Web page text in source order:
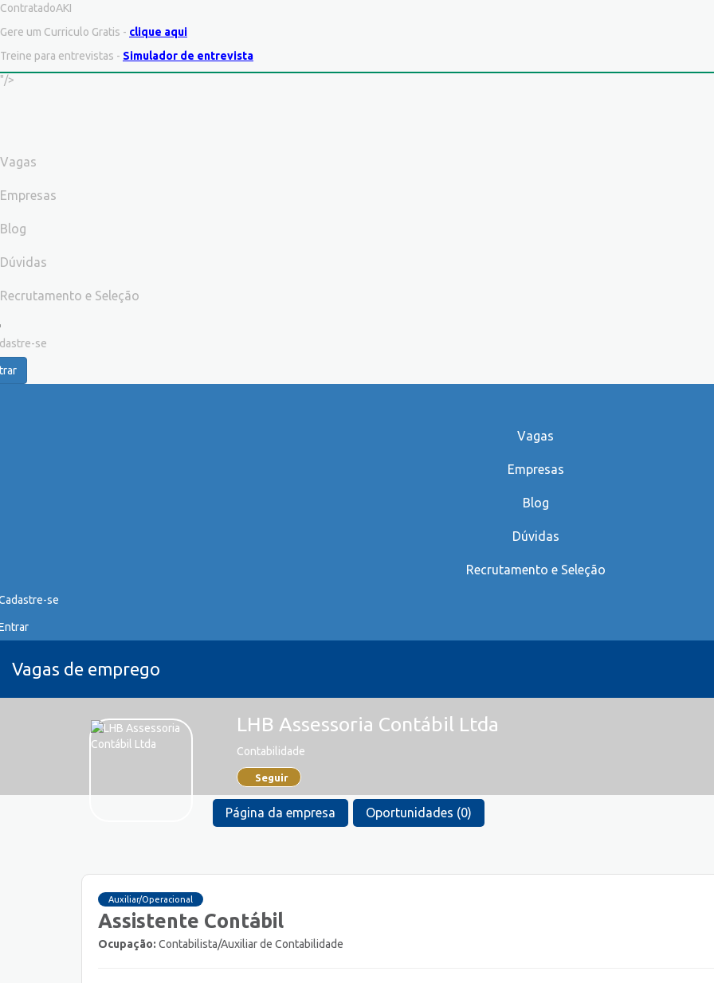
ContratadoAKI
Gere um Curriculo Gratis - clique aqui
Treine para entrevistas - Simulador de entrevista
"/>
Vagas
Empresas
Blog
Dúvidas
Recrutamento e Seleção
se
Vagas
Empresas
Blog
Dúvidas
Recrutamento e Seleção
se
Vagas de emprego
LHB Assessoria Contábil Ltda
Contabilidade
Seguir
Página da empresa Oportunidades (0)
Auxiliar/Operacional
Assistente Contábil
Ocupação: Contabilista/Auxiliar de Contabilidade